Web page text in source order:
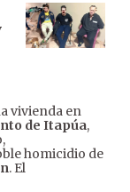
vivienda en
de Itapúa,
homicidio de
. El